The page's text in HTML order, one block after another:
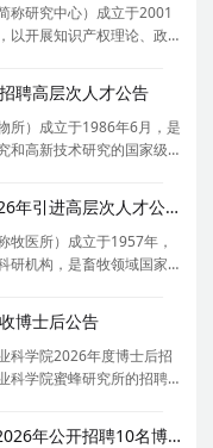
称研究中心）成立于2001
以开展知识产权理论、政
党组科学决策和政策制
产权
聘高层次人才公告
所）成立于1986年6月，是
和高新技术研究的国家级
业微生物和作物生物育
础
中国农业科学院北京畜牧兽医研究所2026年引进高层次人才公告
牧医所）成立于1957年，
研机构，是畜牧领域国家
有效供给、畜牧业高质
基础
博士后公告
科学院2026年度博士后招
科学院蜜蜂研究所的招聘
岗位信息与报考要点单独
同
山西省考古研究院（山西考古博物馆）2026年公开招聘10名博士研究生公告